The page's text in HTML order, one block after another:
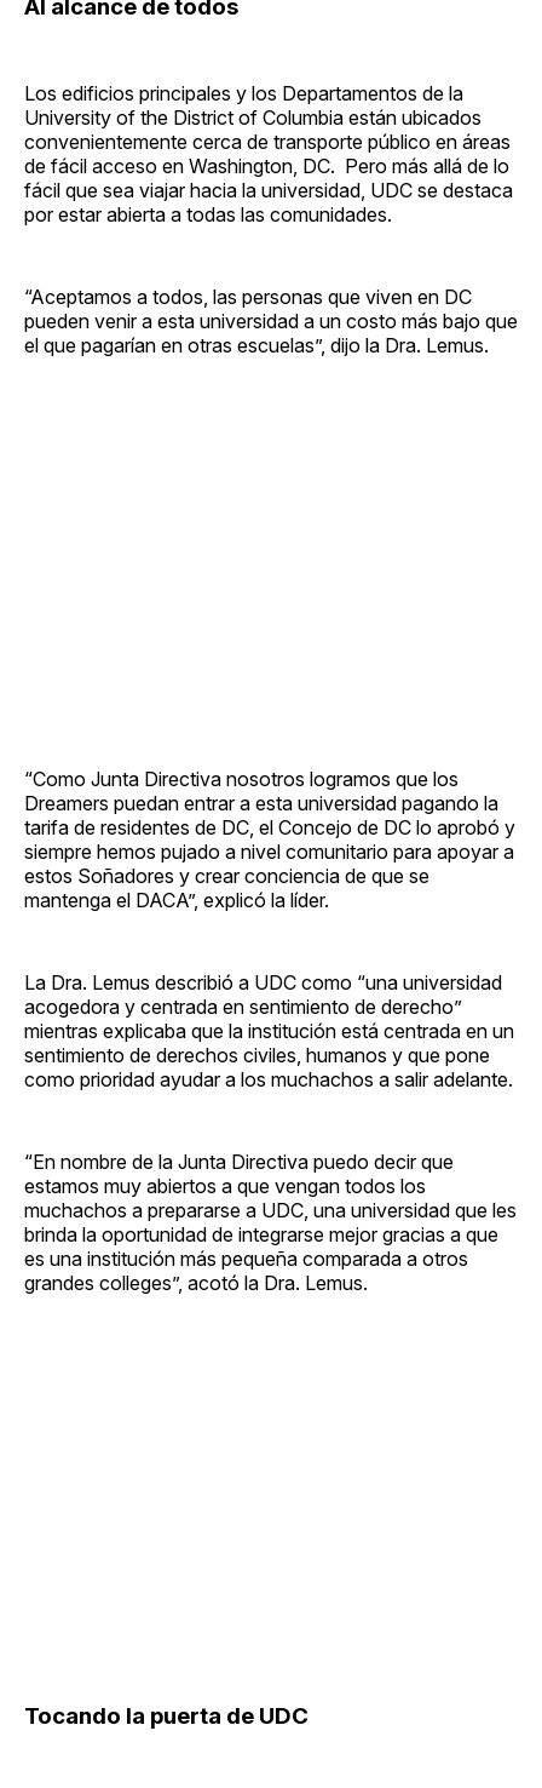
Al alcance de todos
Los edificios principales y los Departamentos de la
University of the District of Columbia están ubicados
convenientemente cerca de transporte público en áreas
de fácil acceso en Washington, DC. Pero más allá de lo
fácil que sea viajar hacia la universidad, UDC se destaca
por estar abierta a todas las comunidades.
“Aceptamos a todos, las personas que viven en DC
pueden venir a esta universidad a un costo más bajo que
el que pagarían en otras escuelas”, dijo la Dra. Lemus.
“Como Junta Directiva nosotros logramos que los
Dreamers puedan entrar a esta universidad pagando la
tarifa de residentes de DC, el Concejo de DC lo aprobó y
siempre hemos pujado a nivel comunitario para apoyar a
estos Soñadores y crear conciencia de que se
mantenga el DACA”, explicó la líder.
La Dra. Lemus describió a UDC como “una universidad
acogedora y centrada en sentimiento de derecho”
mientras explicaba que la institución está centrada en un
sentimiento de derechos civiles, humanos y que pone
como prioridad ayudar a los muchachos a salir adelante.
“En nombre de la Junta Directiva puedo decir que
estamos muy abiertos a que vengan todos los
muchachos a prepararse a UDC, una universidad que les
brinda la oportunidad de integrarse mejor gracias a que
es una institución más pequeña comparada a otros
grandes colleges”, acotó la Dra. Lemus.
Tocando la puerta de UDC